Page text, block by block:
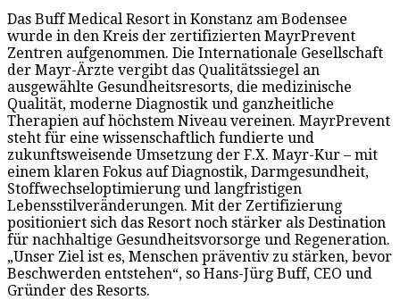
Das Buff Medical Resort in Konstanz am Bodensee
wurde in den Kreis der zertifizierten MayrPrevent
Zentren aufgenommen. Die Internationale Gesellschaft
der Mayr-Ärzte vergibt das Qualitätssiegel an
ausgewählte Gesundheitsresorts, die medizinische
Qualität, moderne Diagnostik und ganzheitliche
Therapien auf höchstem Niveau vereinen. MayrPrevent
steht für eine wissenschaftlich fundierte und
zukunftsweisende Umsetzung der F.X. Mayr-Kur – mit
einem klaren Fokus auf Diagnostik, Darmgesundheit,
Stoffwechseloptimierung und langfristigen
Lebensstilveränderungen. Mit der Zertifizierung
positioniert sich das Resort noch stärker als Destination
für nachhaltige Gesundheitsvorsorge und Regeneration.
„Unser Ziel ist es, Menschen präventiv zu stärken, bevor
Beschwerden entstehen“, so Hans-Jürg Buff, CEO und
Gründer des Resorts.